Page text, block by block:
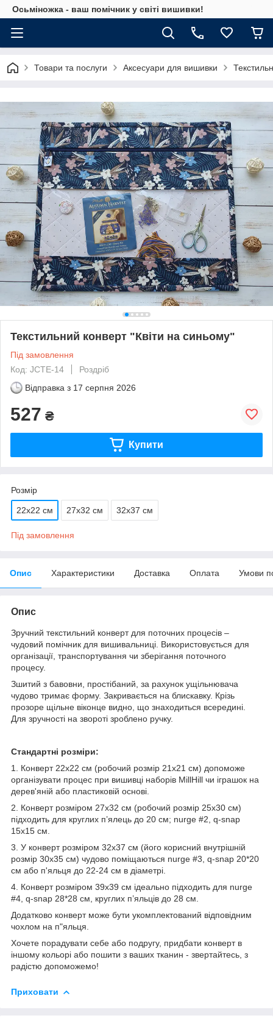
Осьміножка - ваш помічник у світі вишивки!
Товари та послуги Аксесуари для вишивки
Текстильний конверт "Квіти на синьому"
Під замовлення
Код: JCTE-14
Роздріб
Відправка з 17 серпня 2026
527 ₴
Купити
Розмір
22х22 см 27х32 см 32х37 см
Під замовлення
Опис Характеристики Доставка Оплата Умови
Опис
Зручний текстильний конверт для поточних процесів –
чудовий помічник для вишивальниці. Використовується для
організації, транспортування чи зберігання поточного
процесу.
Зшитий з бавовни, простібаний, за рахунок ущільнювача
чудово тримає форму. Закривається на блискавку. Крізь
прозоре щільне віконце видно, що знаходиться всередині.
Для зручності на звороті зроблено ручку.
Стандартні розміри:
1. Конверт 22х22 см (робочий розмір 21х21 см) допоможе
організувати процес при вишивці наборів MillHill чи іграшок на
дерев'яній або пластиковій основі.
2. Конверт розміром 27х32 см (робочий розмір 25х30 см)
підходить для круглих п’ялець до 20 см; nurge #2, q-snap
15х15 см.
3. У конверт розміром 32х37 см (його корисний внутрішній
розмір 30х35 см) чудово поміщаються nurge #3, q-snap 20*20
см або п'яльця до 22-24 см в діаметрі.
4. Конверт розміром 39х39 см ідеально підходить для nurge
#4, q-snap 28*28 см, круглих п’яльців до 28 см.
Додатково конверт може бути укомплектований відповідним
чохлом на п"яльця.
Хочете порадувати себе або подругу, придбати конверт в
іншому кольорі або пошити з ваших тканин - звертайтесь, з
радістю допоможемо!
Приховати